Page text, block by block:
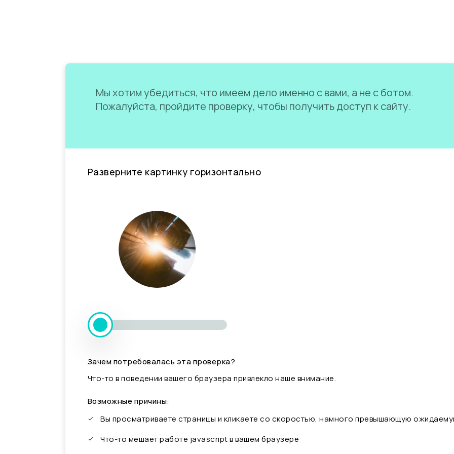
Мы хотим убедиться, что имеем дело именно с вами, а не с ботом.
Пожалуйста, пройдите проверку, чтобы получить доступ к сайту.
Разверните картинку горизонтально
Зачем потребовалась эта проверка?
Что-то в поведении вашего браузера привлекло наше внимание.
Возможные причины:
Вы просматриваете страницы и кликаете со скоростью, намного превышающую
Что-то мешает работе javascript в вашем браузере